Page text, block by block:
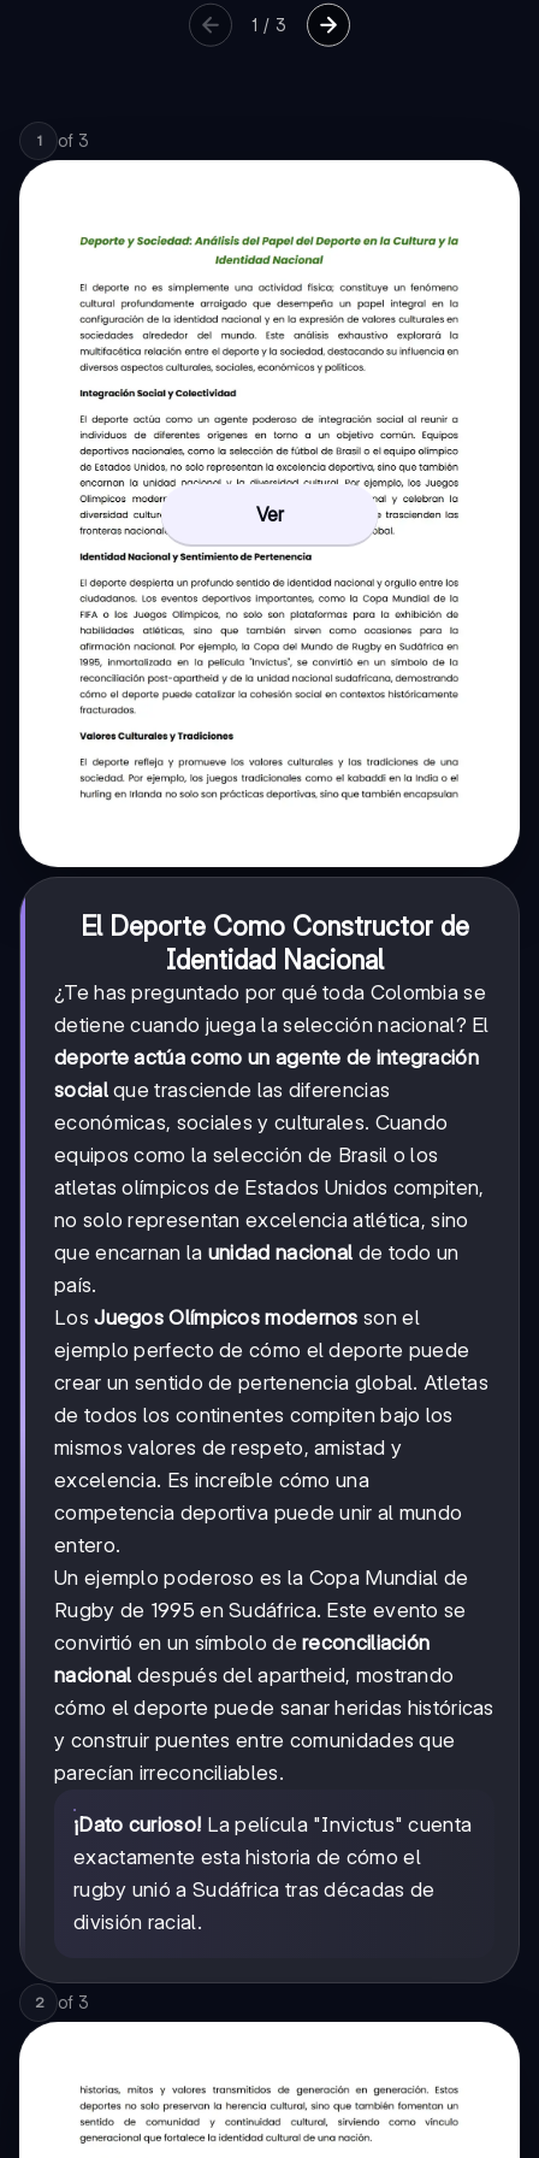
1 / 3
1 of 3
Ver
El Deporte Como Constructor de
Identidad Nacional
¿Te has preguntado por qué toda Colombia se
detiene cuando juega la selección nacional? El
deporte actúa como un agente de integración
socialque trasciende las diferencias
económicas, sociales y culturales. Cuando
equipos como la selección de Brasil o los
atletas olímpicos de Estados Unidos compiten,
no solo representan excelencia atlética, sino
que encarnan la unidad nacional de todo un
país.
LosJuegos Olímpicos modernos son el
ejemplo perfecto de cómo el deporte puede
crear un sentido de pertenencia global. Atletas
de todos los continentes compiten bajo los
mismos valores de respeto, amistad y
excelencia. Es increíble cómo una
competencia deportiva puede unir al mundo
entero.
Un ejemplo poderoso es la Copa Mundial de
Rugby de 1995 en Sudáfrica. Este evento se
convirtió en un símbolo dereconciliación
nacional después del apartheid, mostrando
cómo el deporte puede sanar heridas históricas
y construir puentes entre comunidades que
parecían irreconciliables.
¡Dato curioso! La película "Invictus" cuenta
exactamente esta historia de cómo el
rugby unió a Sudáfrica tras décadas de
división racial.
2 of 3